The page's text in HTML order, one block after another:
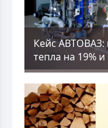
Кейс АВТОВАЗ:
тепла на 19%